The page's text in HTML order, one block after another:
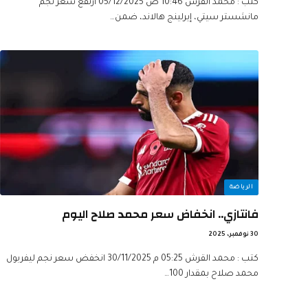
كتب : محمد القرش 10:46 ص 05/12/2025 ارتفع سعر نجم
مانشستر سيتي، إيرلينج هالاند، ضمن…
الرياضة
فانتازي.. انخفاض سعر محمد صلاح اليوم
30 نوفمبر، 2025
كتب : محمد القرش 05:25 م 30/11/2025 انخفض سعر نجم ليفربول
محمد صلاح بمقدار 100…